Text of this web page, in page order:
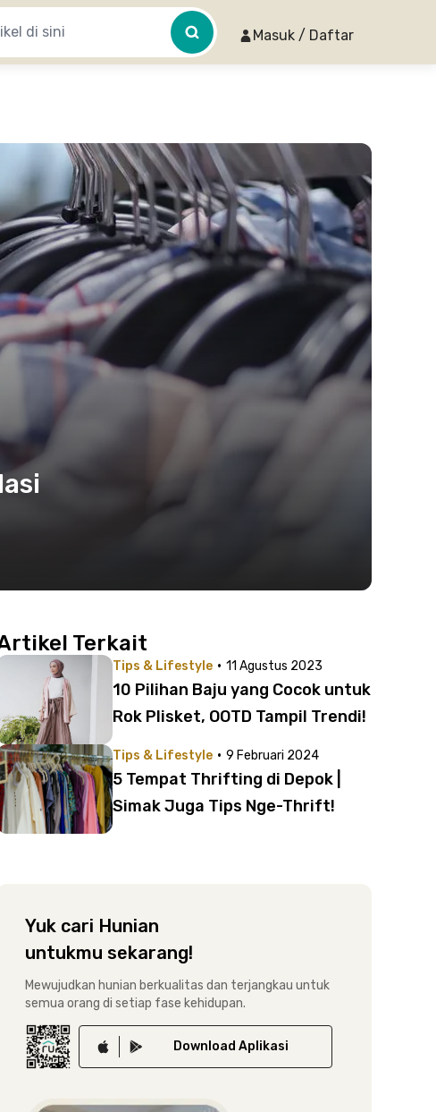
Masuk / Daftar
Terkait
Tips & Lifestyle · 11 Agustus 2023
10 Pilihan Baju yang Cocok untuk
Rok Plisket, OOTD Tampil Trendi!
Tips & Lifestyle · 9 Februari 2024
5 Tempat Thrifting di Depok |
Simak Juga Tips Nge-Thrift!
Yuk cari Hunian
untukmu sekarang!
Mewujudkan hunian berkualitas dan terjangkau untuk
semua orang di setiap fase kehidupan.
Download Aplikasi